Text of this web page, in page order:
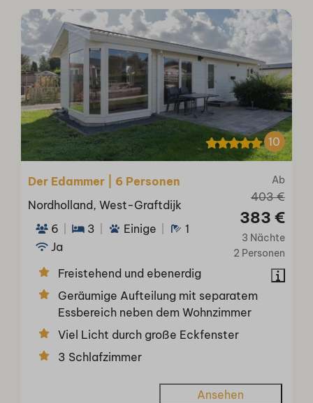
10
Ab
403 €
383 €
3 Nächte
2 Personen
Der Edammer | 6 Personen
Nordholland, West-Graftdijk
6
3 Einige
1
Ja
Freistehend und ebenerdig
Geräumige Aufteilung mit separatem
Essbereich neben dem Wohnzimmer
Viel Licht durch große Eckfenster
3 Schlafzimmer
Ansehen